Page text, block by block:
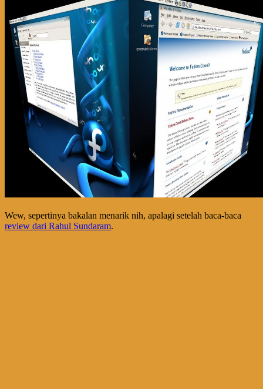
Wew, sepertinya bakalan menarik nih, apalagi setelah baca-baca
review dari Rahul Sundaram.